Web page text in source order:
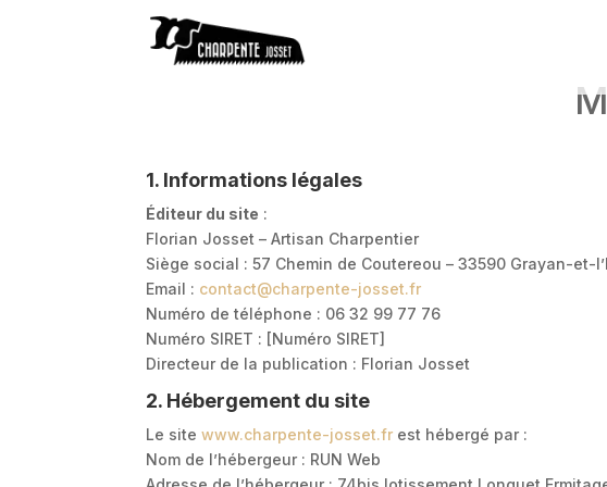
1. Informations légales
Éditeur du site :
Florian Josset – Artisan Charpentier
Siège social : 57 Chemin de Coutereou – 33590 Grayan-et-
Email : contact@charpente-josset.fr
Numéro de téléphone : 06 32 99 77 76
Numéro SIRET : [Numéro SIRET]
Directeur de la publication : Florian Josset
2. Hébergement du site
Le sitewww.charpente-josset.fr est hébergé par :
Nom de l’hébergeur : RUN Web